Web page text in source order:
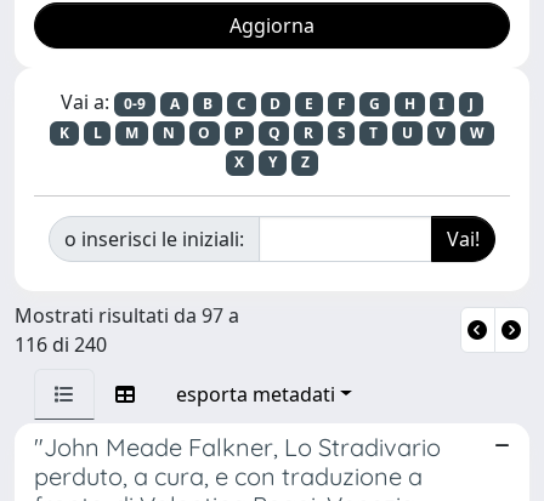
Vai a: 0-9 A B C D E F G H I
J
K
L M N O P Q R S T U V
W
X
Y Z
o inserisci le iniziali:
Mostrati risultati da 97 a
116 di 240
esporta metadati
"John Meade Falkner, Lo Stradivario
perduto, a cura, e con traduzione a